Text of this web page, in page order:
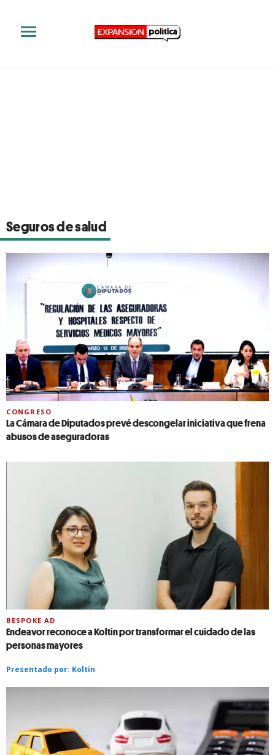
Seguros de salud
CONGRESO
La Cámara de Diputados prevé descongelar iniciativa que frena
abusos de aseguradoras
BESPOKE AD
Endeavor reconoce a Koltin por transformar el cuidado de las
personas mayores
Presentado por: Koltin